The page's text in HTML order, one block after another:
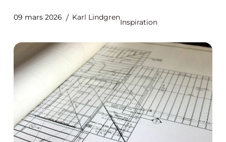
09 mars 2026 Karl Lindgren
Inspiration